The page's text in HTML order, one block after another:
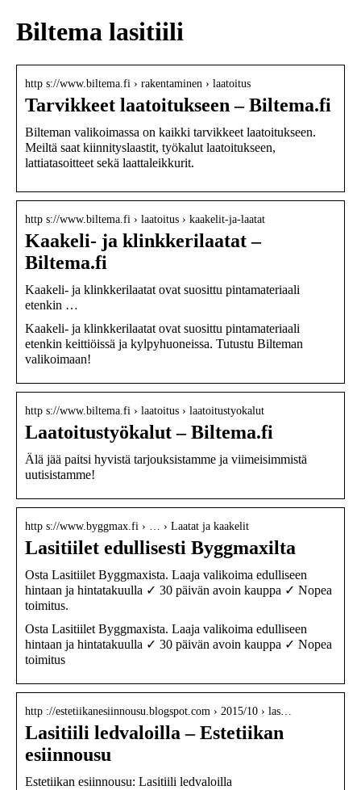
Biltema lasitiili
http s://www.biltema.fi › rakentaminen › laatoitus
Tarvikkeet laatoitukseen – Biltema.fi
Bilteman valikoimassa on kaikki tarvikkeet laatoitukseen.
Meiltä saat kiinnityslaastit, työkalut laatoitukseen,
lattiatasoitteet sekä laattaleikkurit.
http s://www.biltema.fi › laatoitus › kaakelit-ja-laatat
Kaakeli- ja klinkkerilaatat –
Biltema.fi
Kaakeli- ja klinkkerilaatat ovat suosittu pintamateriaali
etenkin …
Kaakeli- ja klinkkerilaatat ovat suosittu pintamateriaali
etenkin keittiöissä ja kylpyhuoneissa. Tutustu Bilteman
valikoimaan!
http s://www.biltema.fi › laatoitus › laatoitustyokalut
Laatoitustyökalut – Biltema.fi
Älä jää paitsi hyvistä tarjouksistamme ja viimeisimmistä
uutisistamme!
http s://www.byggmax.fi › … › Laatat ja kaakelit
Lasitiilet edullisesti Byggmaxilta
Osta Lasitiilet Byggmaxista. Laaja valikoima edulliseen
hintaan ja hintatakuulla ✓ 30 päivän avoin kauppa ✓ Nopea
toimitus.
Osta Lasitiilet Byggmaxista. Laaja valikoima edulliseen
hintaan ja hintatakuulla ✓ 30 päivän avoin kauppa ✓ Nopea
toimitus
http ://estetiikanesiinnousu.blogspot.com › 2015/10 › las…
Lasitiili ledvaloilla – Estetiikan
esiinnousu
Estetiikan esiinnousu: Lasitiili ledvaloilla